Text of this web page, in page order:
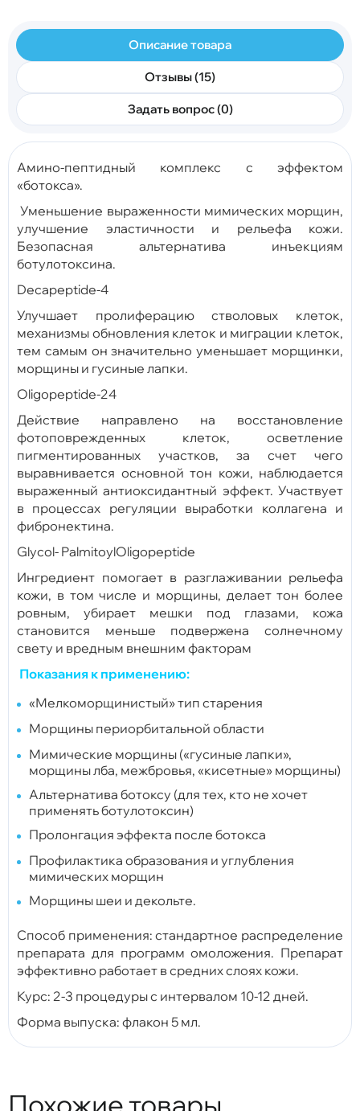
Описание товара
Отзывы (15)
Задать вопрос (0)
Амино-пептидный комплекс c эффектом
«ботокса».
Уменьшение выраженности мимических морщин,
улучшение эластичности и рельефа кожи.
Безопасная альтернатива инъекциям
ботулотоксина.
Decapeptide-4
Улучшает пролиферацию стволовых клеток,
механизмы обновления клеток и миграции клеток,
тем самым он значительно уменьшает морщинки,
морщины и гусиные лапки.
Oligopeptide-24
Действие направлено на восстановление
фотоповрежденных клеток, осветление
пигментированных участков, за счет чего
выравнивается основной тон кожи, наблюдается
выраженный антиоксидантный эффект. Участвует
в процессах регуляции выработки коллагена и
фибронектина.
Glycol- PalmitoylOligopeptide
Ингредиент помогает в разглаживании рельефа
кожи, в том числе и морщины, делает тон более
ровным, убирает мешки под глазами, кожа
становится меньше подвержена солнечному
свету и вредным внешним факторам
Показания к применению:
«Мелкоморщинистый» тип старения
Морщины периорбитальной области
Мимические морщины («гусиные лапки»,
морщины лба, межбровья, «кисетные» морщины)
Альтернатива ботоксу (для тех, кто не хочет
применять ботулотоксин)
Пролонгация эффекта после ботокса
Профилактика образования и углубления
мимических морщин
Морщины шеи и декольте.
Способ применения: стандартное распределение
препарата для программ омоложения. Препарат
эффективно работает в средних слоях кожи.
Курс: 2-3 процедуры с интервалом 10-12 дней.
Форма выпуска: флакон 5 мл.
Похожие товары